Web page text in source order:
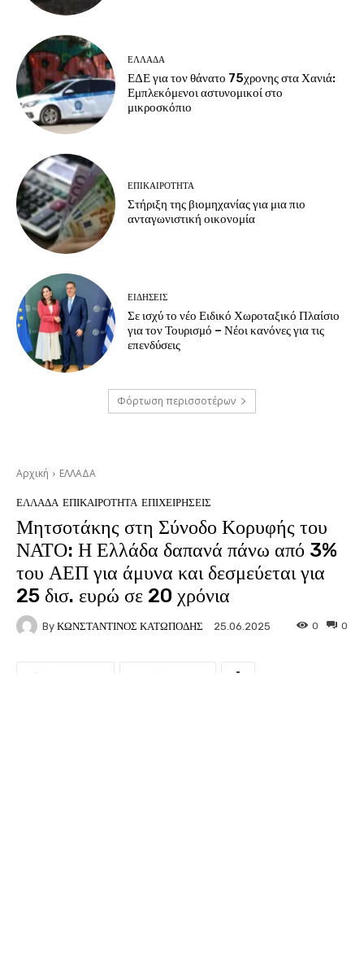
ΕΛΛΑΔΑ
ΕΔΕ για τον θάνατο 75χρονης στα Χανιά:
Εμπλεκόμενοι αστυνομικοί στο
μικροσκόπιο
ΕΠΙΚΑΙΡΟΤΗΤΑ
Στήριξη της βιομηχανίας για μια πιο
ανταγωνιστική οικονομία
ΕΙΔΗΣΕΙΣ
Σε ισχύ το νέο Ειδικό Χωροταξικό Πλαίσιο
για τον Τουρισμό – Νέοι κανόνες για τις
επενδύσεις
Φόρτωση περισσοτέρων